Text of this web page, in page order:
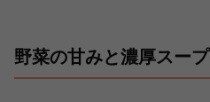
野菜の甘みと濃厚スープ